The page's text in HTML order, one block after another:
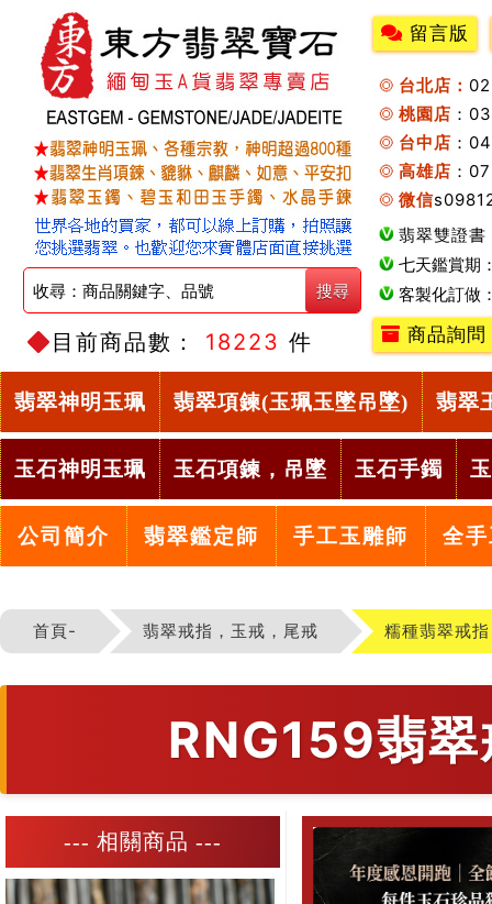
目前商品數： 18223 件
留言版
台北店：
桃園店 ：
台中店 ：
高雄店 ：
微信
翡翠雙證書
七天鑑賞期
客製化訂做
商品詢問
翡翠神明玉珮 翡翠項鍊(玉珮玉墜吊墜) 翡翠
玉石神明玉珮 玉石項鍊，吊墜 玉石手鐲
公司簡介 翡翠鑑定師 手工玉雕師 全
首頁- 翡翠戒指，玉戒，尾戒 糯種翡翠戒
RNG159翡
--- 相關商品 ---